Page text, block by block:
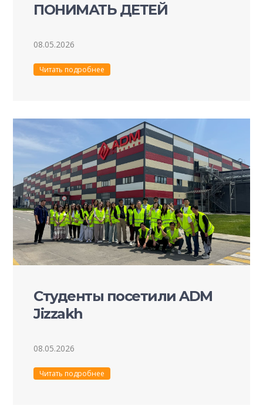
ПОНИМАТЬ ДЕТЕЙ
08.05.2026
Читать подробнее
Студенты посетили ADM
Jizzakh
08.05.2026
Читать подробнее